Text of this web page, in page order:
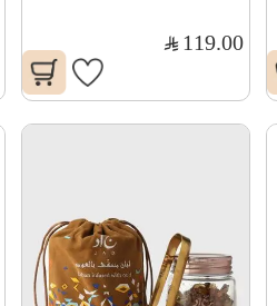
119.00